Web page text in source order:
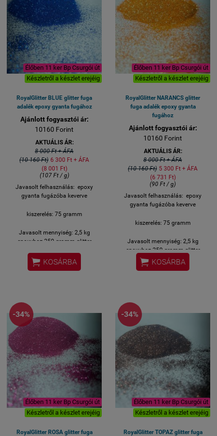
Élőben 11 ker Bp Csurgói út
Készletről a készlet erejéig
RoyalGlitter BLUE glitter fuga
adalék epoxy gyanta fugához
Ajánlott fogyasztói ár:
10160 Forint
AKTUÁLIS ÁR:
8 000 Ft + ÁFA
(10 160 Ft) 6 300 Ft + ÁFA
(8 001 Ft)
(107 Ft / g)
Javasolt felhasználás: epoxy
gyanta fugázóba keverve
kiszerelés: 75 gramm
Javasolt mennyiség: 2,5 kg
epoxyhoz 250 gramm glitter
 KOSÁRBA
Élőben 11 ker Bp Csurgói út
Készletről a készlet erejéig
RoyalGlitter NARANCS glitter
fuga adalék epoxy gyanta
fugához
Ajánlott fogyasztói ár:
10160 Forint
AKTUÁLIS ÁR:
8 000 Ft + ÁFA
(10 160 Ft) 5 300 Ft + ÁFA
(6 731 Ft)
(90 Ft / g)
Javasolt felhasználás: epoxy
gyanta fugázóba keverve
kiszerelés: 75 gramm
Javasolt mennyiség: 2,5 kg
epoxyhoz 250 gramm glitter
 KOSÁRBA
-34%
Élőben 11 ker Bp Csurgói út
Készletről a készlet erejéig
RoyalGlitter ROSA glitter fuga
-34%
Élőben 11 ker Bp Csurgói út
Készletről a készlet erejéig
RoyalGlitter TOPAZ glitter fuga